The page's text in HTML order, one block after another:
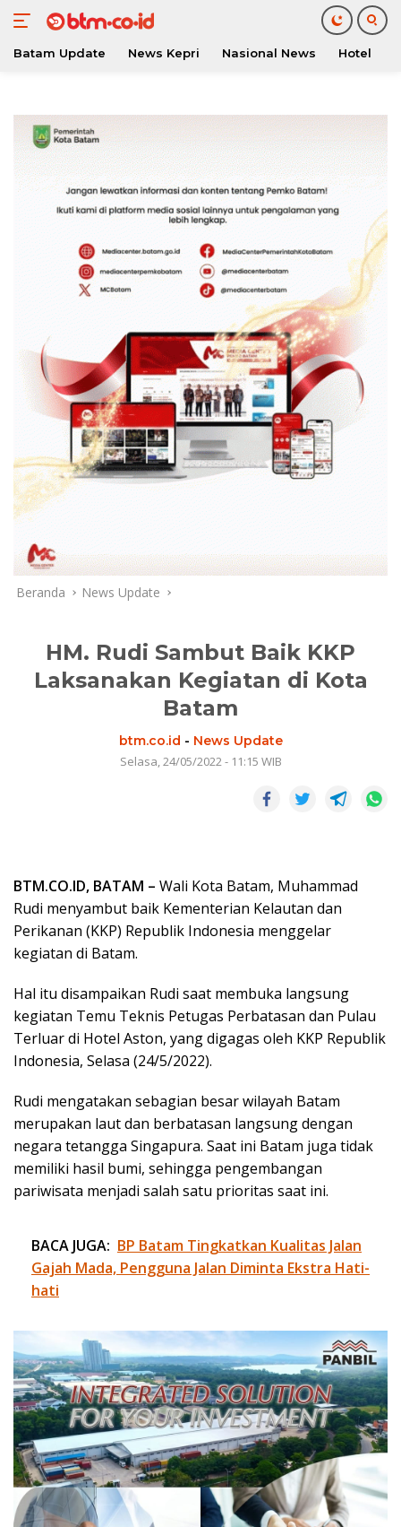
konten
Batam Update News Kepri Nasional News Hotel
Beranda News Update
HM. Rudi Sambut Baik KKP
Laksanakan Kegiatan di Kota
Batam
btm.co.id - News Update
Selasa, 24/05/2022 - 11:15 WIB
BTM.CO.ID, BATAM – Wali Kota Batam, Muhammad
Rudi menyambut baik Kementerian Kelautan dan
Perikanan (KKP) Republik Indonesia menggelar
kegiatan di Batam.
Hal itu disampaikan Rudi saat membuka langsung
kegiatan Temu Teknis Petugas Perbatasan dan Pulau
Terluar di Hotel Aston, yang digagas oleh KKP Republik
Indonesia, Selasa (24/5/2022).
Rudi mengatakan sebagian besar wilayah Batam
merupakan laut dan berbatasan langsung dengan
negara tetangga Singapura. Saat ini Batam juga tidak
memiliki hasil bumi, sehingga pengembangan
pariwisata menjadi salah satu prioritas saat ini.
BACA JUGA: BP Batam Tingkatkan Kualitas Jalan
Gajah Mada, Pengguna Jalan Diminta Ekstra Hati-
hati